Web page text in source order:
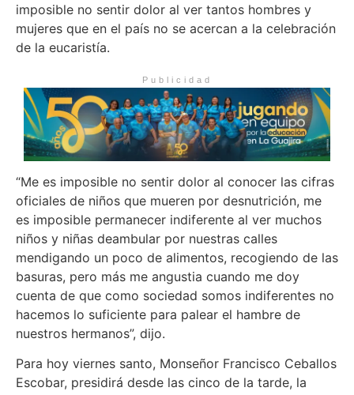
imposible no sentir dolor al ver tantos hombres y
mujeres que en el país no se acercan a la celebración
de la eucaristía.
Publicidad
“Me es imposible no sentir dolor al conocer las cifras
oficiales de niños que mueren por desnutrición, me
es imposible permanecer indiferente al ver muchos
niños y niñas deambular por nuestras calles
mendigando un poco de alimentos, recogiendo de las
basuras, pero más me angustia cuando me doy
cuenta de que como sociedad somos indiferentes no
hacemos lo suficiente para palear el hambre de
nuestros hermanos”, dijo.
Para hoy viernes santo, Monseñor Francisco Ceballos
Escobar, presidirá desde las cinco de la tarde, la